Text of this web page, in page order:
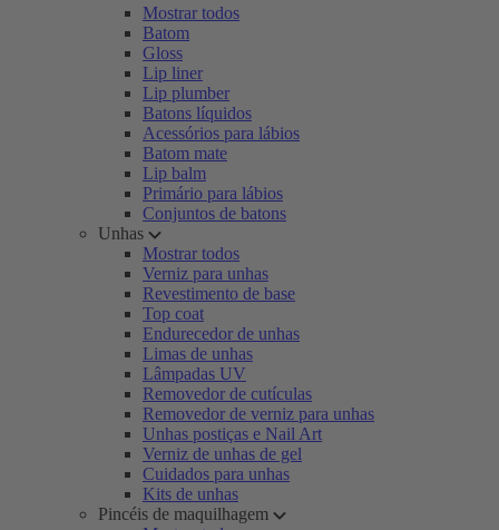
Mostrar todos
Batom
Gloss
Lip liner
Lip plumber
Batons líquidos
Acessórios para lábios
Batom mate
Lip balm
Primário para lábios
Conjuntos de batons
Unhas
Mostrar todos
Verniz para unhas
Revestimento de base
Top coat
Endurecedor de unhas
Limas de unhas
Lâmpadas UV
Removedor de cutículas
Removedor de verniz para unhas
Unhas postiças e Nail Art
Verniz de unhas de gel
Cuidados para unhas
Kits de unhas
Pincéis de maquilhagem